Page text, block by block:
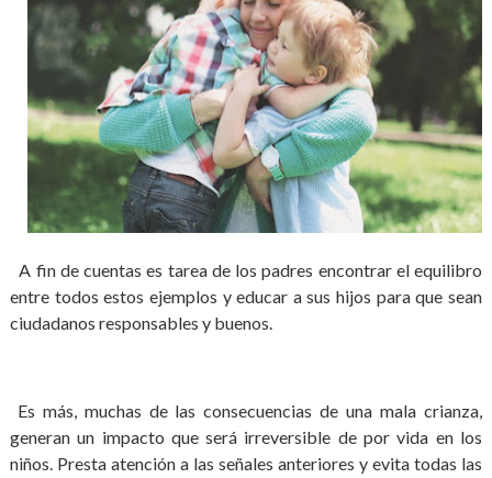
A fin de cuentas es tarea de los padres encontrar el equilibro
entre todos estos ejemplos y educar a sus hijos para que sean
ciudadanos responsables y buenos.
Es más, muchas de las consecuencias de una mala crianza,
generan un impacto que será irreversible de por vida en los
niños. Presta atención a las señales anteriores y evita todas las